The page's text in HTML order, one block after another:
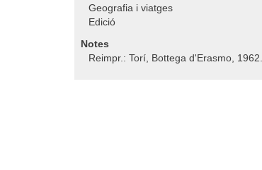
Geografia i viatges
Edició
Notes
Reimpr.: Torí, Bottega d'Erasmo, 1962.